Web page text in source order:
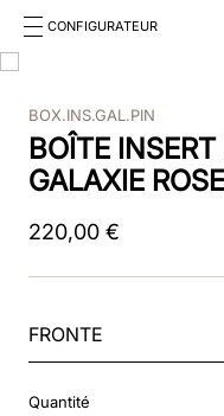
CONFIGURATEUR
RECHERCHES FRÉQUENTES
1.kep cromo 2 0
2.kep
3.helmet
4.inserti
BOX.INS.GAL.PIN
BOÎTE
GALAXIE ROSE
220,00 €
FRONTE
Quantité